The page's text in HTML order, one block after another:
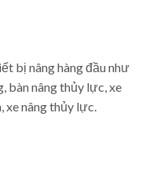
bị nâng hàng đầu như
bàn nâng thủy lực, xe
xe nâng thủy lực.